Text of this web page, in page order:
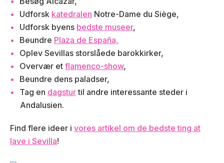
Udforsk katedralen Notre-Dame du Siège,
Udforsk byens bedste museer,
Beundre Plaza de España,
Oplev Sevillas storslåede barokkirker,
Overvær et flamenco-show,
Beundre dens paladser,
Tag en dagsturtil andre interessante steder i
Andalusien.
Find flere ideer i vores artikel om de bedste ting at
lave i Sevilla!